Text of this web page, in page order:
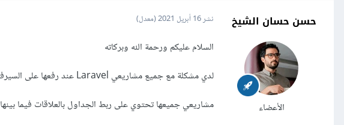
حسن حسان الشيخ
الأعضاء
نشر16 أبريل 2021 (معدل)
السلام عليكم ورحمة الله وبركاته
لدي مشكلة مع جميع مشاريعي Laravel عند رفعها على السيرفرات Production
مشاريعي جميعها تحتوي على ربط الجداول بالعلاقات فيما بينها Relationships tables